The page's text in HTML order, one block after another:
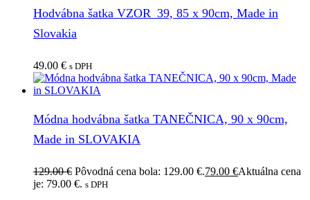
Hodvábna šatka VZOR_39, 85 x 90cm, Made in
Slovakia
49.00 € s DPH
Módna hodvábna šatka TANEČNICA, 90 x 90cm,
Made in SLOVAKIA
129.00€ Pôvodná cena bola: 129.00 €.79.00 €Aktuálna cena
je: 79.00 €. s DPH